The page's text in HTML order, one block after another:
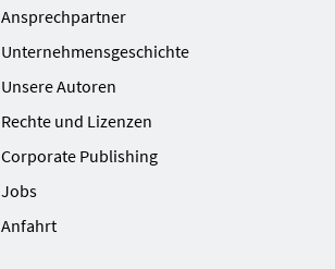
Ansprechpartner
Unternehmensgeschichte
Unsere Autoren
Rechte und Lizenzen
Corporate Publishing
Jobs
Anfahrt